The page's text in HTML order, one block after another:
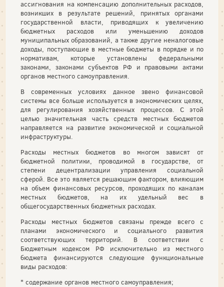
ассигнования на компенсацию дополнительных расходов,
возникших в результате решений, принятых органами
государственной власти, приводящих к увеличению
бюджетных расходов или уменьшению доходов
муниципальных образований, а также другие неналоговые
доходы, поступающие в местные бюджеты в порядке и по
нормативам, которые установлены федеральными
законами, законами субъектов РФ и правовыми актами
органов местного самоуправления.
В современных условиях данное звено финансовой
системы все больше используется в экономических целях,
для регулирования хозяйственных процессов. С этой
целью значительная часть средств местных бюджетов
направляется на развитие экономической и социальной
инфраструктуры.
Расходы местных бюджетов во многом зависят от
бюджетной политики, проводимой в государстве, от
степени децентрализации управления социальной
сферой. Все это является решающим фактором, влияющим
на объем финансовых ресурсов, проходящих по каналам
местных бюджетов, на их удельный вес в
общегосударственных бюджетных расходах.
Расходы местных бюджетов связаны прежде всего с
планами экономического и социального развития
соответствующих территорий. В соответствии с
Бюджетным кодексом РФ исключительно из местного
бюджета финансируются следующие функциональные
виды расходов:
* содержание органов местного самоуправления;